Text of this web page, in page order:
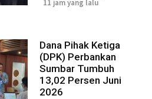
11 jam yang lalu
Dana Pihak Ketiga
(DPK) Perbankan
Sumbar Tumbuh
13,02 Persen Juni
2026